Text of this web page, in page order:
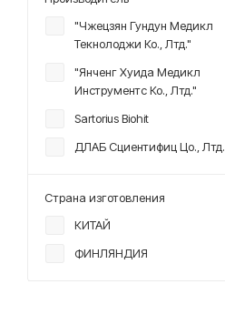
"Чжецзян Гундун Медикл
Текнолоджи Ко., Лтд."
"Янченг Хуида Медикл
Инструментс Ко., Лтд."
Sartorius Biohit
ДЛАБ Сциентифиц Цо., Лтд.
Страна изготовления
КИТАЙ
ФИНЛЯНДИЯ